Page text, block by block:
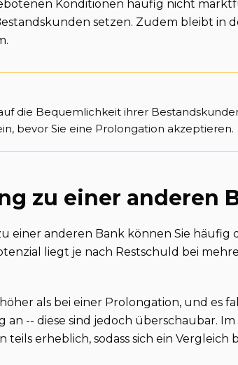
Konditionen häufig nicht
setzen. Zudem bleibt in
die Bequemlichkeit ihrer
bevor Sie eine Prolongation akzeptieren.
zu einer anderen
einer anderen Bank können Sie häufig
liegt je nach Restschuld bei
als bei einer Prolongation, und es
-- diese sind jedoch überschaubar. Im
teils erheblich, sodass sich ein Vergleich